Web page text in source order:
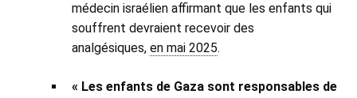
médecin israélien affirmant que les enfants qui
souffrent devraient recevoir des
analgésiques, en mai 2025.
« Les enfants de Gaza sont responsables de